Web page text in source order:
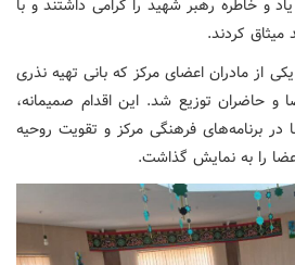
و خاطره رهبر شهید را گرامی داشتند و با
میثاق کردند.
از مادران اعضای مرکز که بانی تهیه نذری
و حاضران توزیع شد. این اقدام صمیمانه،
در برنامه‌های فرهنگی مرکز و تقویت روحیه
را به نمایش گذاشت.